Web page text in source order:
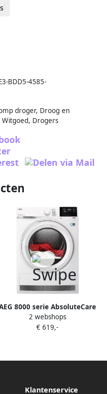
BDD5-4585-
droger, Droog en
Witgoed, Drogers
8000 serie AbsoluteCare
Warmtepomp Droger 8 kg
TR838A2B
2 webshops
€ 619,-
Klantenservice